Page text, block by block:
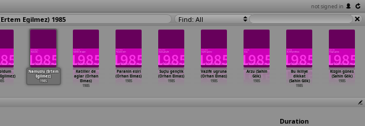
not signed in
Egilmez) 1985 Find: All
Bu ikiliye
dikkat
(Sahin Gök)
1985
Kizgin günes
(Sahin Gök)
1985
Namuslu (Ertem
Egilmez)
1985
Katiller de
aglar (Orhan
Elmas)
1985
Paranin esiri
(Orhan Elmas)
1985
Suçlu gençlik
(Orhan Elmas)
1985
Vazife ugruna
(Orhan Elmas)
1985
Arzu (Sahin
Gök)
1985
Duration